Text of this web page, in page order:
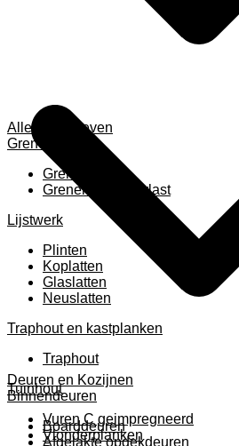
Alles weergeven
Grenen
Grenen B ruw
Grenen gevingerlast
Lijstwerk
Plinten
Koplatten
Glaslatten
Neuslatten
Traphout en kastplanken
Traphout
Tuinhout
Vuren C geimpregneerd
Vlonderplanken
Deuren en Kozijnen
Binnendeuren
Boarddeuren
Afgelakte opdekdeuren